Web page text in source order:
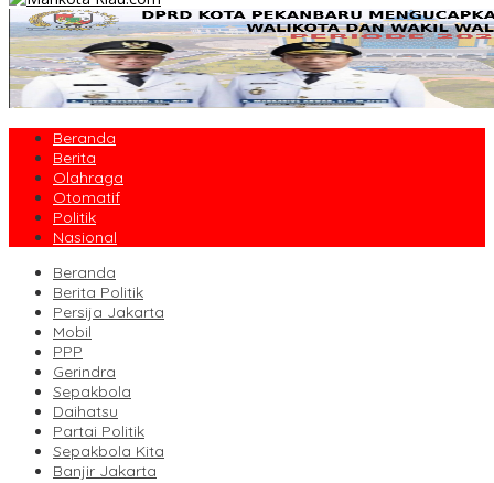
Beranda
Berita
Olahraga
Otomatif
Politik
Nasional
Beranda
Berita Politik
Persija Jakarta
Mobil
PPP
Gerindra
Sepakbola
Daihatsu
Partai Politik
Sepakbola Kita
Banjir Jakarta